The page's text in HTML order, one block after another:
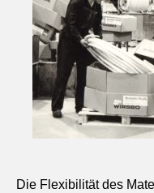
Die Flexibilität des